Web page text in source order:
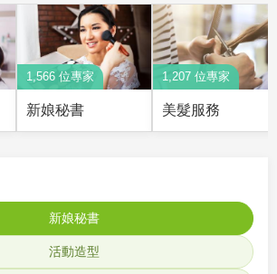
1,566 位專家
新娘秘書
1,207 位專家
美髮服務
新娘秘書
活動造型